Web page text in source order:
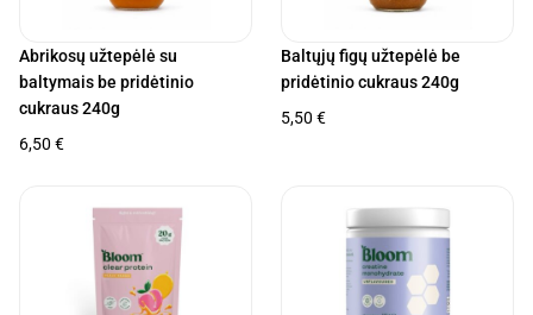
Abrikosų užtepėlė su
baltymais be pridėtinio
cukraus 240g
6,50 €
Baltųjų figų užtepėlė be
pridėtinio cukraus 240g
5,50 €